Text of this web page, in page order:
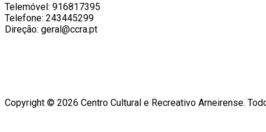
Telemóvel: 916817395
Telefone: 243445299
Direção: geral@ccra.pt
Copyright © 2026 Centro Cultural e Recreativo Arneirense.